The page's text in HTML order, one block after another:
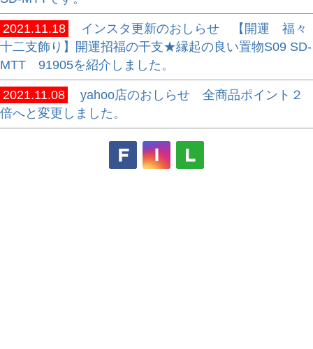
2021.11.18
インスタ更新のおしらせ 【開運 福々
十二支飾り】開運招福の干支★縁起の良い置物S09 SD-
MTT 91905を紹介しました。
2021.11.08
yahoo店のおしらせ 全商品ポイント２
倍へと変更しました。